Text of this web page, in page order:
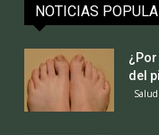
NOTICIAS
del
Salud